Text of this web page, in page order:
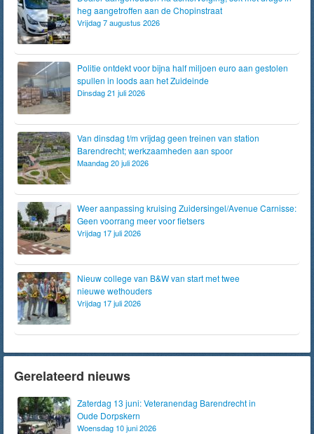
heg aangetroffen aan de Chopinstraat
Vrijdag 7 augustus 2026
Politie ontdekt voor bijna half miljoen euro aan gestolen
spullen in loods aan het Zuideinde
Dinsdag 21 juli 2026
Van dinsdag t/m vrijdag geen treinen van station
Barendrecht; werkzaamheden aan spoor
Maandag 20 juli 2026
Weer aanpassing kruising Zuidersingel/Avenue Carnisse:
Geen voorrang meer voor fietsers
Vrijdag 17 juli 2026
Nieuw college van B&W van start met twee
nieuwe wethouders
Vrijdag 17 juli 2026
Gerelateerd nieuws
Zaterdag 13 juni: Veteranendag Barendrecht in
Oude Dorpskern
Woensdag 10 juni 2026